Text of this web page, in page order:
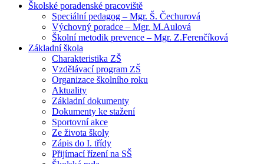
Školské poradenské pracoviště
Speciální pedagog – Mgr. Š. Čechurová
Výchovný poradce – Mgr. M.Aulová
Školní metodik prevence – Mgr. Z.Ferenčíková
Základní škola
Charakteristika ZŠ
Vzdělávací program ZŠ
Organizace školního roku
Aktuality
Základní dokumenty
Dokumenty ke stažení
Sportovní akce
Ze života školy
Zápis do I. třídy
Přijímací řízení na SŠ